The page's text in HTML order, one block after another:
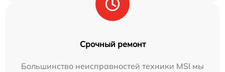
Срочный ремонт
Большинство неисправностей техники MSI мы